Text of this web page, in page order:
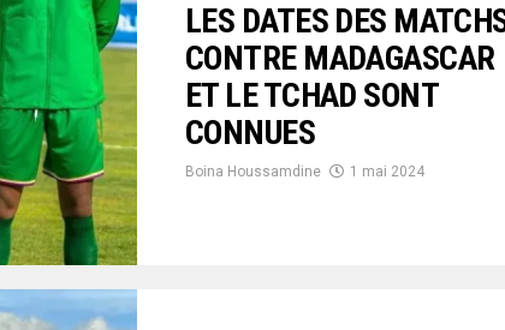
LES DATES DES
CONTRE MADAGASCAR
ET LE TCHAD SONT
CONNUES
Boina Houssamdine 1 mai 2024